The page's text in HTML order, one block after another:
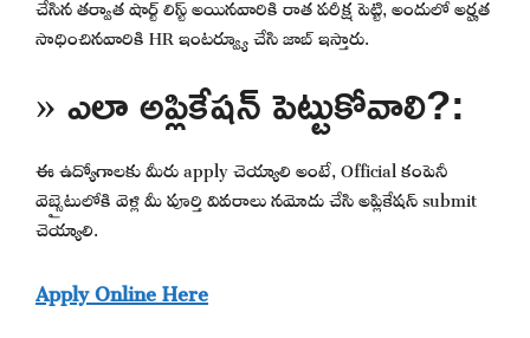
సాధించినవారికి HR ఇంటర్వ్యూ చేసి జాబ్ ఇస్తారు.
» ఎలా అప్లికేషన్ పెట్టుకోవాలి?:
ఈ ఉద్యోగాలకు మీరు apply చెయ్యాలి అంటే, Official కంపెనీ
వెబ్సైటులోకి వెళ్లి మీ పూర్తి వివరాలు నమోదు చేసి అప్లికేషన్ submit
చెయ్యాలి.
Apply Online Here